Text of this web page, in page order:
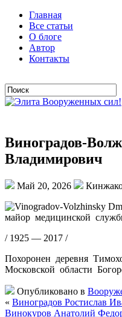
Главная
Все статьи
О блоге
Автор
Контакты
Виноградов-
Владимирович
Май 20, 2026
майор медицинской
/ 1925 — 2017 /
Похоронен деревня
Московской области
Опубликовано в
« Виноградов Ростислав
Винокуров Анатолий